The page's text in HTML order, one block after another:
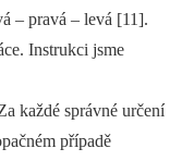
–⁠ pravá –⁠ levá [11].
Instrukci jsme
každé správné určení
případě